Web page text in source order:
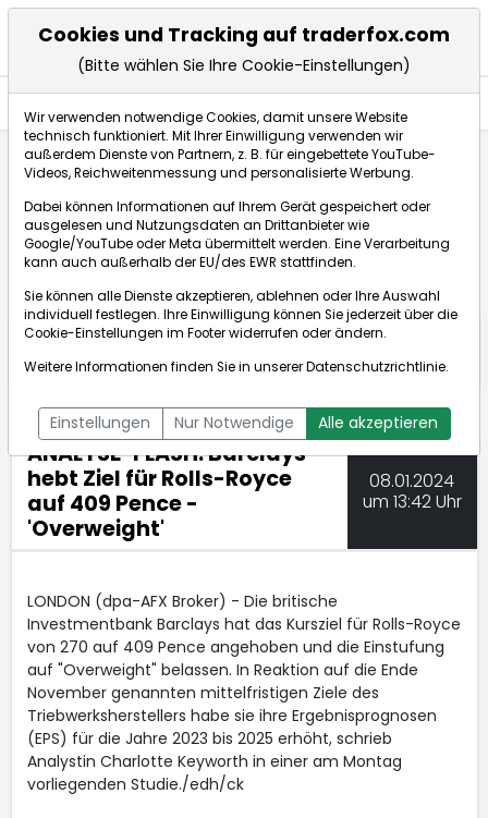
ANALYSE-FLASH: Barclays hebt Ziel für Rolls-Royce...
dpa-AFX Compact
ÜBERSICHT DPA-AFX PROFEED
DPA-AFX COMPACT
NEWSBOT
ANALYSE-FLASH: Barclays
hebt Ziel für Rolls-Royce
auf 409 Pence -
'Overweight'
08.01.2024
um 13:42 Uhr
LONDON (dpa-AFX Broker) - Die britische
Investmentbank Barclays hat das Kursziel für Rolls-Royce
von 270 auf 409 Pence angehoben und die Einstufung
auf "Overweight" belassen. In Reaktion auf die Ende
November genannten mittelfristigen Ziele des
Triebwerksherstellers habe sie ihre Ergebnisprognosen
(EPS) für die Jahre 2023 bis 2025 erhöht, schrieb
Analystin Charlotte Keyworth in einer am Montag
vorliegenden Studie./edh/ck
Cookies und Tracking auf traderfox.com
(Bitte wählen Sie Ihre Cookie-Einstellungen)
Wir verwenden notwendige Cookies, damit unsere Website
technisch funktioniert. Mit Ihrer Einwilligung verwenden wir
außerdem Dienste von Partnern, z. B. für eingebettete YouTube-
Videos, Reichweitenmessung und personalisierte Werbung.
Dabei können Informationen auf Ihrem Gerät gespeichert oder
ausgelesen und Nutzungsdaten an Drittanbieter wie
Google/YouTube oder Meta übermittelt werden. Eine Verarbeitung
kann auch außerhalb der EU/des EWR stattfinden.
Sie können alle Dienste akzeptieren, ablehnen oder Ihre Auswahl
individuell festlegen. Ihre Einwilligung können Sie jederzeit über die
Cookie-Einstellungen im Footer widerrufen oder ändern.
Weitere Informationen finden Sie in unsererDatenschutzrichtlinie.
Einstellungen Nur Notwendige Alle akzeptieren